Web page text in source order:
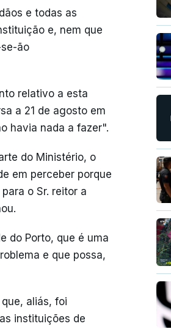
e todas as
e, nem que
ão
relativo a esta
a 21 de agosto em
havia nada a fazer".
do Ministério, o
em perceber porque
o Sr. reitor a
do Porto, que é uma
e que possa,
aliás, foi
instituições de